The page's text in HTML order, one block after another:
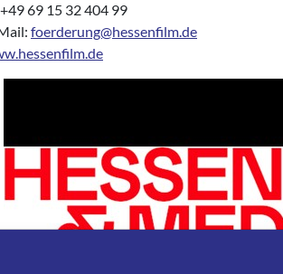
69 15 32 404 99
foerderung@hessenfilm.de